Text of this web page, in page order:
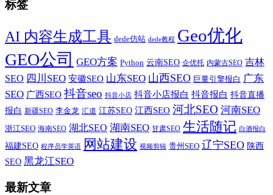
标签
AI 内容生成工具 dede仿站 dede教程 Geo优化
GEO公司 GEO方案 Python 云南SEO 企优托 内蒙古SEO 吉林
SEO 四川SEO 安徽SEO 山东SEO 山西SEO 巨量引擎报白 广东
SEO 广西SEO 抖音seo 抖音小店 抖音小店报白 抖音报白 抖音直播
报白 新疆SEO 李金龙 汇道 江苏SEO 江西SEO 河北SEO 河南SEO
浙江SEO 海南SEO 湖北SEO 湖南SEO 甘肃SEO 生活随记 白酒报白
福建SEO 程序员学英语 网站建设 视频剪辑 贵州SEO 辽宁SEO 陕西
SEO 黑龙江SEO
最新文章